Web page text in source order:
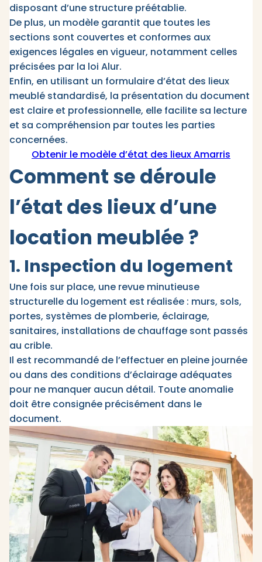
disposant d’une structure préétablie.
De plus, un modèle garantit que toutes les
sections sont couvertes et conformes aux
exigences légales en vigueur, notamment celles
précisées par la loi Alur.
Enfin, en utilisant un formulaire d’état des lieux
meublé standardisé, la présentation du document
est claire et professionnelle, elle facilite sa lecture
et sa compréhension par toutes les parties
concernées.
Obtenir le modèle d’état des lieux Amarris
Comment se déroule
l’état des lieux d’une
location meublée ?
1. Inspection du logement
Une fois sur place, une revue minutieuse
structurelle du logement est réalisée : murs, sols,
portes, systèmes de plomberie, éclairage,
sanitaires, installations de chauffage sont passés
au crible.
Il est recommandé de l’effectuer en pleine journée
ou dans des conditions d’éclairage adéquates
pour ne manquer aucun détail. Toute anomalie
doit être consignée précisément dans le
document.